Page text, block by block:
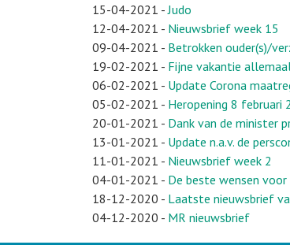
15-04-2021 -Judo
12-04-2021 - Nieuwsbrief week 15
09-04-2021 - Betrokken ouder(s)/
19-02-2021 - Fijne vakantie
06-02-2021 - Update Corona
05-02-2021 - Heropening 8 februari
20-01-2021 - Dank van de minister
13-01-2021 - Update n.a.v. de
11-01-2021 - Nieuwsbrief week 2
04-01-2021 - De beste wensen
18-12-2020 - Laatste nieuwsbrief
04-12-2020 - MR nieuwsbrief